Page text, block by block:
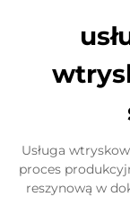
Usługa
proces
reszynową w